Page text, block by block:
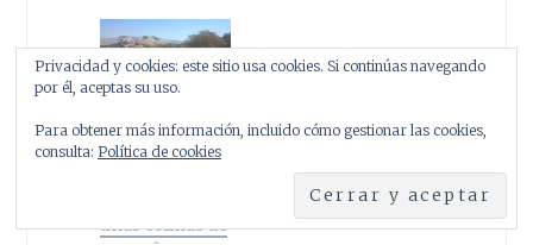
Europa. Día 5.
Atenas. El perfil
unas colinas de
Privacidad y cookies: este sitio usa cookies. Si continúas navegando
por él, aceptas su uso.
Para obtener más información, incluido cómo gestionar las cookies,
consulta: Política de cookies